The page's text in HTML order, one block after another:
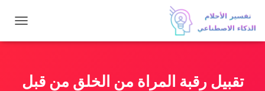
ب
تقبيل رقبة المراة من الخلق من قبل